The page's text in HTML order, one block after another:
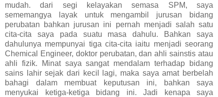
mudah. dari segi kelayakan semasa SPM, saya
sememangya layak untuk mengambil jurusan bidang
perubatan bahkan jurusan ini pernah menjadi salah satu
cita-cita saya pada suatu masa dahulu. Bahkan saya
dahulunya mempunyai tiga cita-cita iaitu menjadi seorang
Chemical Engineer, doktor perubatan, dan ahli sainstis atau
ahli fizik. Minat saya sangat mendalam terhadap bidang
sains lahir sejak dari kecil lagi, maka saya amat berbelah
bahagi dalam membuat keputusan ini, bahkan saya
menyukai ketiga-ketiga bidang ini. Jadi kenapa saya